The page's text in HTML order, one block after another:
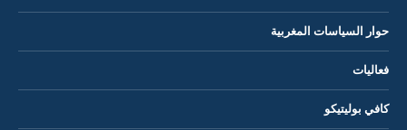
حوار السياسات المغربية
فعاليات
كافي بوليتيكو